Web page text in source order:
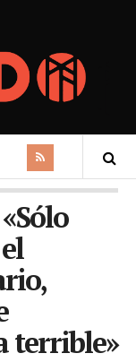
terrible»